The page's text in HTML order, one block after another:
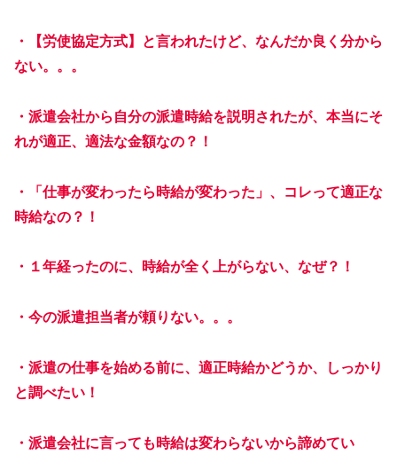
・【労使協定方式】と言われたけど、なんだか良く分から
ない。。。
・派遣会社から自分の派遣時給を説明されたが、本当にそ
れが適正、適法な金額なの？！
・「仕事が変わったら時給が変わった」、コレって適正な
時給なの？！
・１年経ったのに、時給が全く上がらない、なぜ？！
・今の派遣担当者が頼りない。。。
・派遣の仕事を始める前に、適正時給かどうか、しっかり
と調べたい！
・派遣会社に言っても時給は変わらないから諦めてい